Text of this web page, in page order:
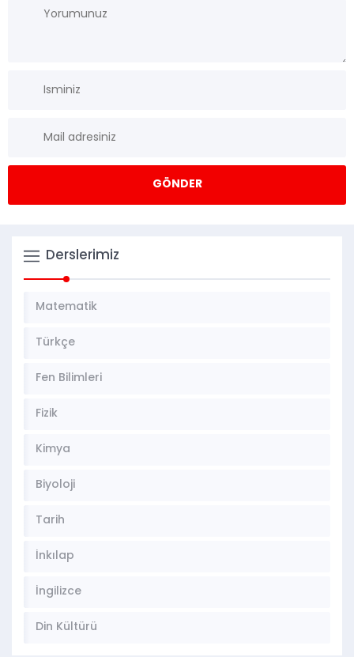
Derslerimiz
Matematik
Türkçe
Fen Bilimleri
Fizik
Kimya
Biyoloji
Tarih
İnkılap
İngilizce
Din Kültürü